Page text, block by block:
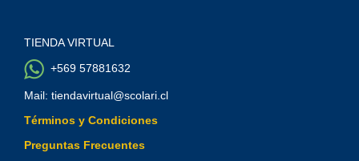
TIENDA VIRTUAL
+569 57881632
Mail: tiendavirtual@scolari.cl
Términos y Condiciones
Preguntas Frecuentes